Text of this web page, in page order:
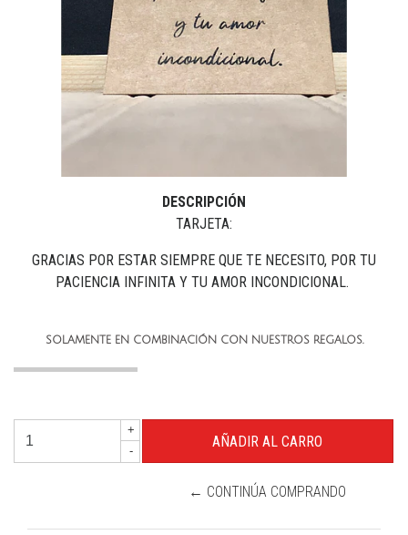
DESCRIPCIÓN
TARJETA:
GRACIAS POR ESTAR SIEMPRE QUE TE NECESITO, POR TU
PACIENCIA INFINITA Y TU AMOR INCONDICIONAL.
SOLAMENTE EN COMBINACIÓN CON NUESTROS REGALOS.
+
-
← CONTINÚA COMPRANDO